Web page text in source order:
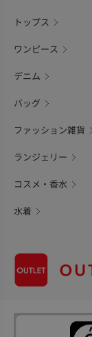
トップス
ワンピース
デニム
バッグ
ファッション雑貨
ランジェリー
コスメ・香水
水着